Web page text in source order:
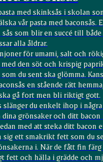
med skinksås i skolan
vår pasta med baconsås.
som blir en succé till både
alla åldrar.
för umami, salt och
den söt och krispig
som du sent ska glömma.
en stående rätt
gå fort men bli riktigt gott.
slänger du enkelt ihop i
grönsaker och ditt bacon
med att steka ditt bacon
sig ett smakrikt fett som du
i. När de fått fin
fett och hälla i grädde och